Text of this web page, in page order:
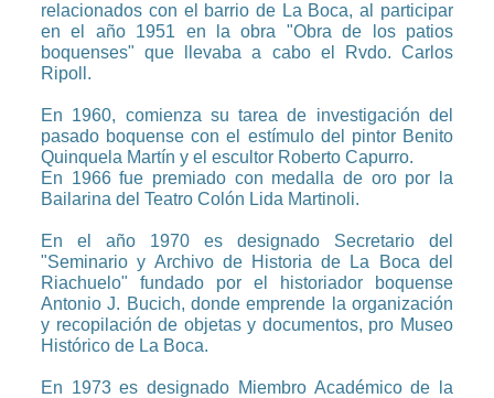
relacionados con el barrio de La Boca, al participar
en el año 1951 en la obra "Obra de los patios
boquenses" que llevaba a cabo el Rvdo. Carlos
Ripoll.
En 1960, comienza su tarea de investigación del
pasado boquense con el estímulo del pintor Benito
Quinquela Martín y el escultor Roberto Capurro.
En 1966 fue premiado con medalla de oro por la
Bailarina del Teatro Colón Lida Martinoli.
En el año 1970 es designado Secretario del
"Seminario y Archivo de Historia de La Boca del
Riachuelo" fundado por el historiador boquense
Antonio J. Bucich, donde emprende la organización
y recopilación de objetas y documentos, pro Museo
Histórico de La Boca.
En 1973 es designado Miembro Académico de la